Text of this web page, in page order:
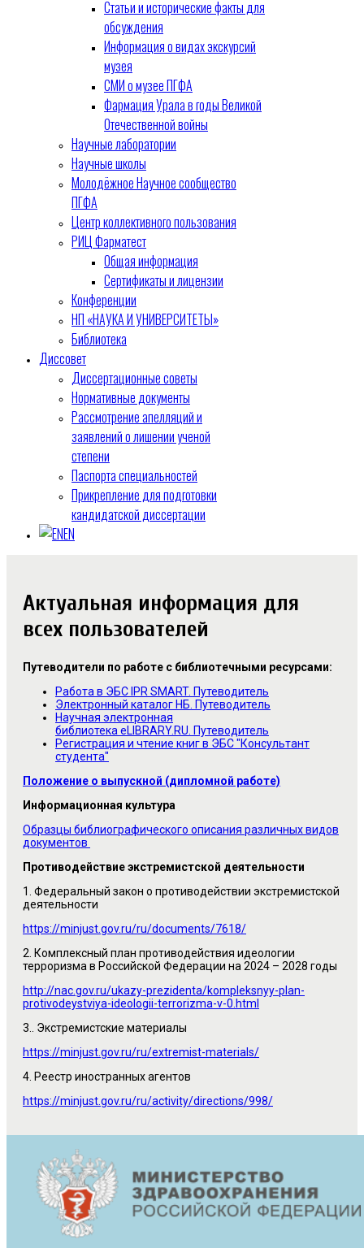
Статьи и исторические факты для
обсуждения
Информация о видах экскурсий
музея
СМИ о музее ПГФА
Фармация Урала в годы Великой
Отечественной войны
Научные лаборатории
Научные школы
Молодёжное Научное сообщество
ПГФА
Центр коллективного пользования
РИЦ Фарматест
Общая информация
Сертификаты и лицензии
Конференции
НП «НАУКА И УНИВЕРСИТЕТЫ»
Библиотека
Диссовет
Диссертационные советы
Нормативные документы
Рассмотрение апелляций и
заявлений о лишении ученой
степени
Паспорта специальностей
Прикрепление для подготовки
кандидатской диссертации
EN
Актуальная информация для
всех пользователей
Путеводители по работе с библиотечными ресурсами:
Работа в ЭБС IPR SMART. Путеводитель
Электронный каталог НБ. Путеводитель
Научная электронная
библиотека eLIBRARY.RU. Путеводитель
Регистрация и чтение книг в ЭБС "Консультант
студента"
Положение о выпускной (дипломной работе)
Информационная культура
Образцы библиографического описания различных видов
документов
Противодействие экстремистской деятельности
1. Федеральный закон о противодействии экстремистской
деятельности
https://minjust.gov.ru/ru/documents/7618/
2. Комплексный план противодействия идеологии
терроризма в Российской Федерации на 2024 – 2028 годы
http://nac.gov.ru/ukazy-prezidenta/kompleksnyy-plan-
protivodeystviya-ideologii-terrorizma-v-0.html
3.. Экстремистские материалы
https://minjust.gov.ru/ru/extremist-materials/
4. Реестр иностранных агентов
https://minjust.gov.ru/ru/activity/directions/998/